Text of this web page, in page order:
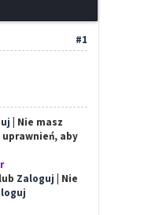
#1
| Nie masz
uprawnień, aby
lub Zaloguj | Nie